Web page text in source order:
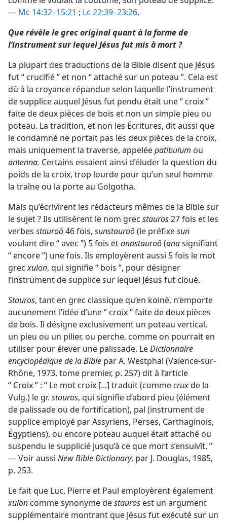
— Mc 14:32–15:21 ; Lc 22:39–23:26.
Que révèle le grec original quant à la forme de
l’instrument sur lequel Jésus fut mis à mort ?
La plupart des traductions de la Bible disent que Jésus
fut “ crucifié ” et non “ attaché sur un poteau ”. Cela est
dû à la croyance répandue selon laquelle l’instrument
de supplice auquel Jésus fut pendu était une “ croix ”
faite de deux pièces de bois et non un simple pieu ou
poteau. La tradition, et non les Écritures, dit aussi que
le condamné ne portait pas les deux pièces de la croix,
mais uniquement la traverse, appeléepatibulum ou
antenna. Certains essaient ainsi d’éluder la question du
poids de la croix, trop lourde pour qu’un seul homme
la traîne ou la porte au Golgotha.
Mais qu’écrivirent les rédacteurs mêmes de la Bible sur
le sujet ? Ils utilisèrent le nom grec stauros27 fois et les
verbes stauroô46 fois, sunstauroô(le préfixesun
voulant dire “ avec ”) 5 fois etanastauroô(anasignifiant
“ encore ”) une fois. Ils employèrent aussi 5 fois le mot
grecxulon, qui signifie “ bois ”, pour désigner
l’instrument de supplice sur lequel Jésus fut cloué.
Stauros, tant en grec classique qu’en koinè, n’emporte
aucunement l’idée d’une “ croix ” faite de deux pièces
de bois. Il désigne exclusivement un poteau vertical,
un pieu ou un pilier, ou perche, comme on pourrait en
utiliser pour élever une palissade. LeDictionnaire
encyclopédique de la Bible par A. Westphal (Valence-sur-
Rhône, 1973, tome premier, p. 257) dit à l’article
“ Croix ” : “ Le mot croix [...] traduit (commecruxde la
Vulg.) le gr. stauros, qui signifie d’abord pieu (élément
de palissade ou de fortification), pal (instrument de
supplice employé par Assyriens, Perses, Carthaginois,
Égyptiens), ou encore poteau auquel était attaché ou
suspendu le supplicié jusqu’à ce que mort s’ensuivît. ”
— Voir aussi New Bible Dictionary, par J. Douglas, 1985,
p. 253.
Le fait que Luc, Pierre et Paul employèrent également
xulon comme synonyme destauros est un argument
supplémentaire montrant que Jésus fut exécuté sur un